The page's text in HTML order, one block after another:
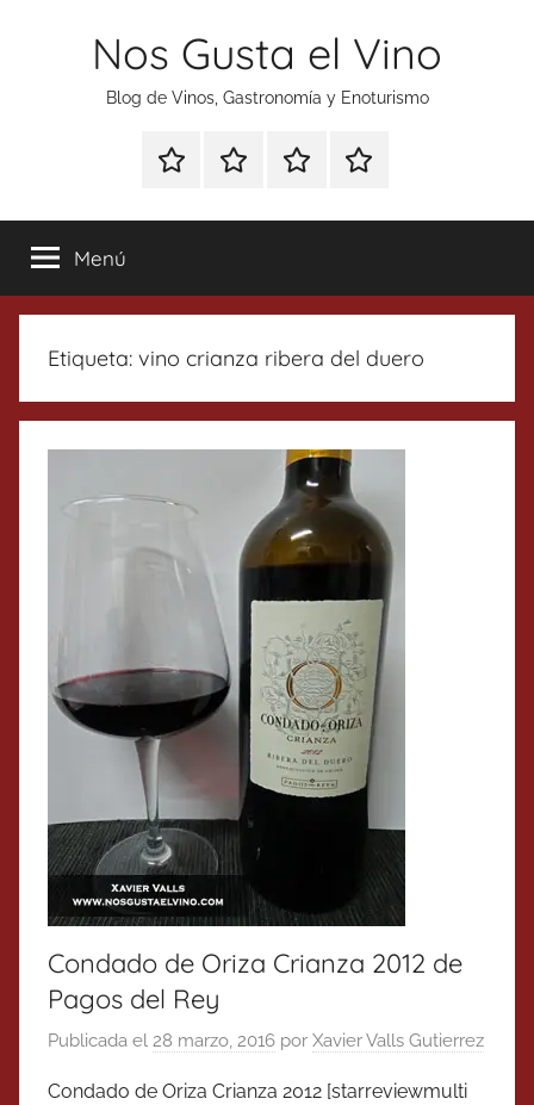
Nos Gusta el Vino
Blog de Vinos, Gastronomía y Enoturismo
Especial
Tonics
Enoturismo
Gastronomía
RankingContacto
Menú
Etiqueta: vino crianza ribera del duero
Condado de Oriza Crianza 2012 de
Pagos del Rey
Publicada el 28 marzo, 2016 por Xavier Valls Gutierrez
Condado de Oriza Crianza 2012 [starreviewmulti